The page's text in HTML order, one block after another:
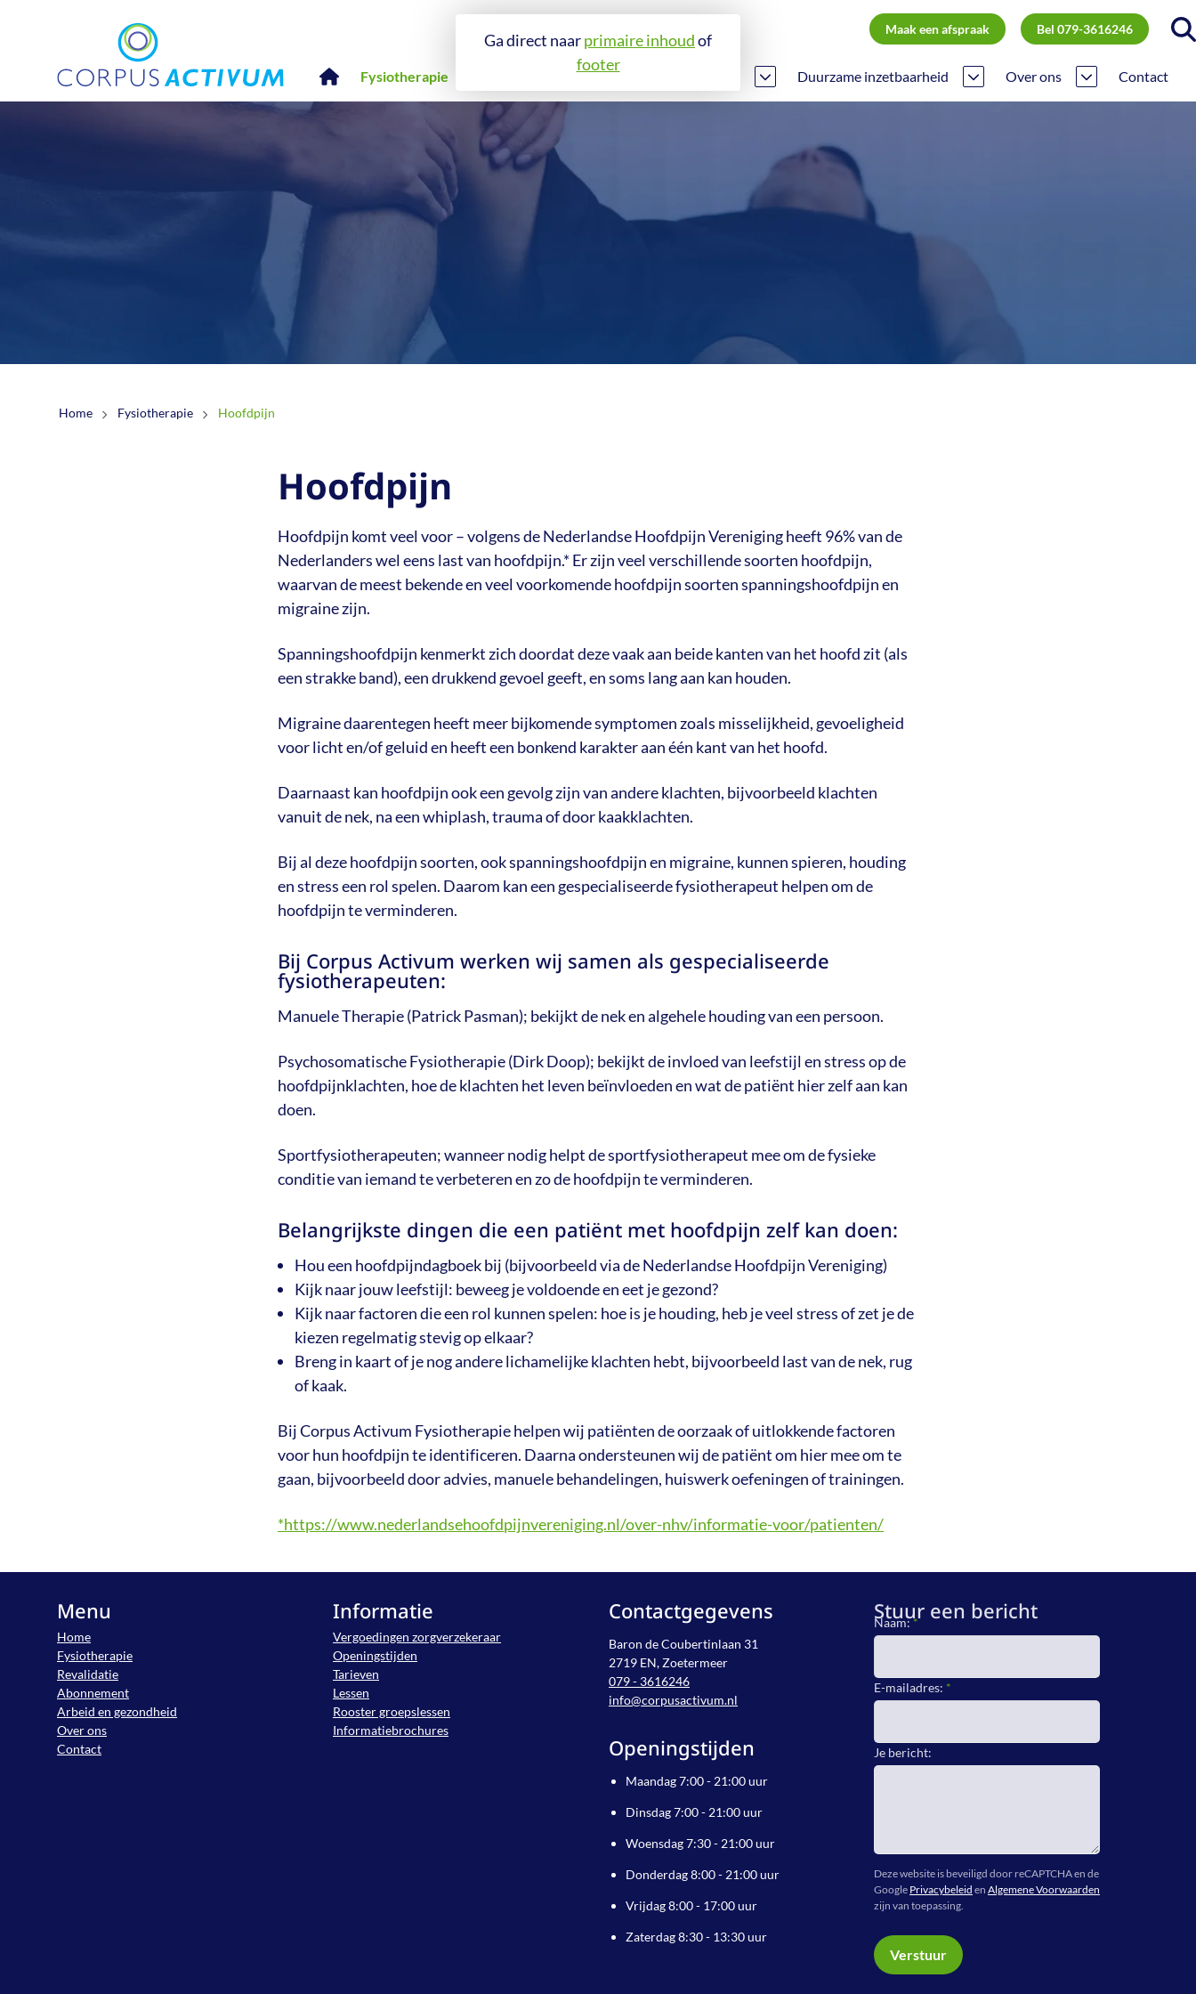
Ga direct naarprimaire inhoudof
footer
Maak een afspraak Bel 079-3616246
Fysiotherapie
Fascia therapie
Handfysiotherapie
Hoofdpijn
Nek- en rugklachten
Schouderpijn
Longrevalidatie
Nieuwe knie of heup
Voorste kruisbandrevalidatie
Hartrevalidatie
Herstel na kanker
Duurzame inzetbaarheid
Preventie
Verzuim
Over ons Contact
Home Fysiotherapie Hoofdpijn
Hoofdpijn
Hoofdpijn komt veel voor – volgens de Nederlandse Hoofdpijn Vereniging heeft 96% van de
Nederlanders wel eens last van hoofdpijn.* Er zijn veel verschillende soorten hoofdpijn,
waarvan de meest bekende en veel voorkomende hoofdpijn soorten spanningshoofdpijn en
migraine zijn.
Spanningshoofdpijn kenmerkt zich doordat deze vaak aan beide kanten van het hoofd zit (als
een strakke band), een drukkend gevoel geeft, en soms lang aan kan houden.
Migraine daarentegen heeft meer bijkomende symptomen zoals misselijkheid, gevoeligheid
voor licht en/of geluid en heeft een bonkend karakter aan één kant van het hoofd.
Daarnaast kan hoofdpijn ook een gevolg zijn van andere klachten, bijvoorbeeld klachten
vanuit de nek, na een whiplash, trauma of door kaakklachten.
Bij al deze hoofdpijn soorten, ook spanningshoofdpijn en migraine, kunnen spieren, houding
en stress een rol spelen. Daarom kan een gespecialiseerde fysiotherapeut helpen om de
hoofdpijn te verminderen.
Bij Corpus Activum werken wij samen als gespecialiseerde
fysiotherapeuten:
Manuele Therapie (Patrick Pasman); bekijkt de nek en algehele houding van een persoon.
Psychosomatische Fysiotherapie (Dirk Doop); bekijkt de invloed van leefstijl en stress op de
hoofdpijnklachten, hoe de klachten het leven beïnvloeden en wat de patiënt hier zelf aan kan
doen.
Sportfysiotherapeuten; wanneer nodig helpt de sportfysiotherapeut mee om de fysieke
conditie van iemand te verbeteren en zo de hoofdpijn te verminderen.
Belangrijkste dingen die een patiënt met hoofdpijn zelf kan doen:
Hou een hoofdpijndagboek bij (bijvoorbeeld via de Nederlandse Hoofdpijn Vereniging)
Kijk naar jouw leefstijl: beweeg je voldoende en eet je gezond?
Kijk naar factoren die een rol kunnen spelen: hoe is je houding, heb je veel stress of zet je de
kiezen regelmatig stevig op elkaar?
Breng in kaart of je nog andere lichamelijke klachten hebt, bijvoorbeeld last van de nek, rug
of kaak.
Bij Corpus Activum Fysiotherapie helpen wij patiënten de oorzaak of uitlokkende factoren
voor hun hoofdpijn te identificeren. Daarna ondersteunen wij de patiënt om hier mee om te
gaan, bijvoorbeeld door advies, manuele behandelingen, huiswerk oefeningen of trainingen.
*https://www.nederlandsehoofdpijnvereniging.nl/over-nhv/informatie-voor/patienten/
Menu
Home
Fysiotherapie
Revalidatie
Abonnement
Arbeid en gezondheid
Over ons
Contact
Informatie
Vergoedingen zorgverzekeraar
Openingstijden
Tarieven
Lessen
Rooster groepslessen
Informatiebrochures
Contactgegevens
Baron de Coubertinlaan 31
2719 EN, Zoetermeer
079 - 3616246
info@corpusactivum.nl
Openingstijden
Maandag 7:00 - 21:00 uur
Dinsdag 7:00 - 21:00 uur
Woensdag 7:30 - 21:00 uur
Donderdag 8:00 - 21:00 uur
Vrijdag 8:00 - 17:00 uur
Zaterdag 8:30 - 13:30 uur
Stuur een bericht
Naam:*
E-mailadres: *
Je bericht:
Deze website is beveiligd door reCAPTCHA en de
Google Privacybeleid en Algemene Voorwaarden
zijn van toepassing.
Verstuur